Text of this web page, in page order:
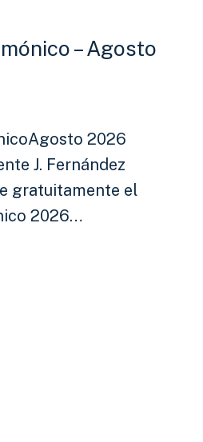
– Agosto
2026
J. Fernández
gratuitamente el
2026…